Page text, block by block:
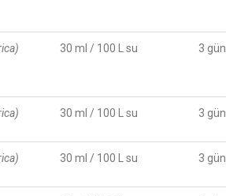
30 ml / 100 L su 3 gün
30 ml / 100 L su 3 gün
30 ml / 100 L su 3 gün